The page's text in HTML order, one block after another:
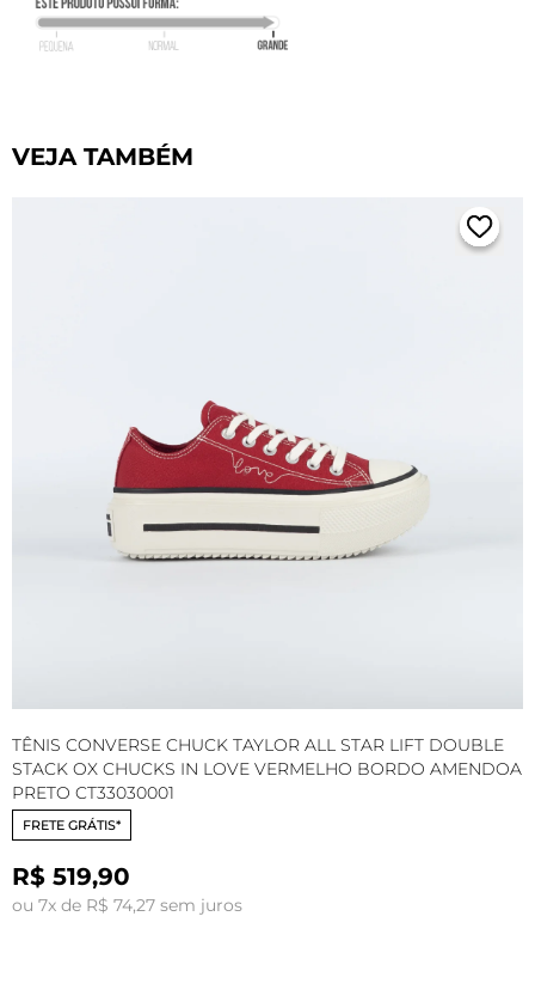
VEJA TAMBÉM
TÊNIS CONVERSE CHUCK TAYLOR ALL STAR LIFT DOUBLE
STACK OX CHUCKS IN LOVE VERMELHO BORDO AMENDOA
PRETO CT33030001
FRETE GRÁTIS*
R$ 519,90
ou 7x de R$ 74,27 sem juros